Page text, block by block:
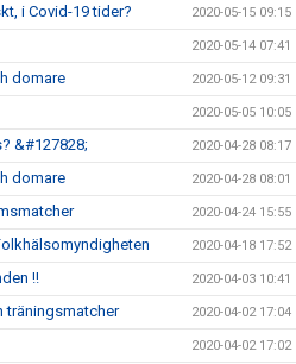
i Covid-19 tider? 2020-05-15 09:15
2020-05-14 07:41
domare 2020-05-12 09:31
2020-05-05 10:05
&#127828; 2020-04-28 08:17
domare 2020-04-28 08:01
2020-04-24 15:55
2020-04-18 17:52
!! 2020-04-03 10:41
träningsmatcher 2020-04-02 17:04
2020-04-02 17:02